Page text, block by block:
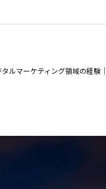
タルマーケティング領域の経